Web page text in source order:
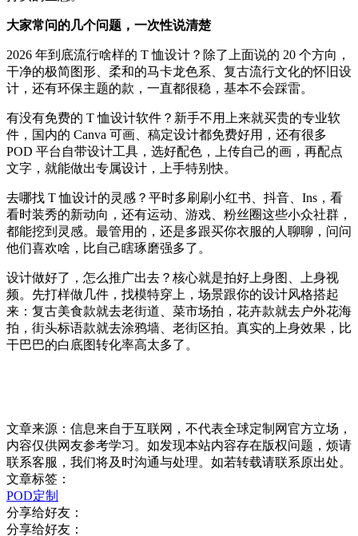
大家常问的几个问题，一次性说清楚
2026 年到底流行啥样的 T 恤设计？除了上面说的 20 个方向，
干净的极简图形、柔和的马卡龙色系、复古流行文化的怀旧设
计，还有环保主题的款，一直都很稳，基本不会踩雷。
有没有免费的 T 恤设计软件？新手不用上来就买贵的专业软
件，国内的 Canva 可画、稿定设计都免费好用，还有很多
POD 平台自带设计工具，选好配色，上传自己的画，再配点
文字，就能做出专属设计，上手特别快。
去哪找 T 恤设计的灵感？平时多刷刷小红书、抖音、Ins，看
看时装秀的新动向，还有运动、游戏、粉丝圈这些小众社群，
都能挖到灵感。最管用的，还是多跟买你衣服的人聊聊，问问
他们喜欢啥，比自己瞎琢磨强多了。
设计做好了，怎么推广出去？核心就是拍好上身图、上身视
频。先打样做几件，找模特穿上，场景跟你的设计风格搭起
来：复古美食款就去老街道、菜市场拍，花卉款就去户外花海
拍，街头标语款就去涂鸦墙、老街区拍。真实的上身效果，比
干巴巴的白底图转化率高太多了。
文章来源：信息来自于互联网，不代表全球定制网官方立场，
内容仅供网友参考学习。如发现本站内容存在版权问题，烦请
联系客服，我们将及时沟通与处理。如若转载请联系原出处。
文章标签：
POD定制
分享给好友：
分享给好友：